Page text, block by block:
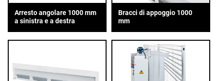
Arresto angolare 1000 mm
a sinistra e a destra
Bracci di appoggio 1000
mm